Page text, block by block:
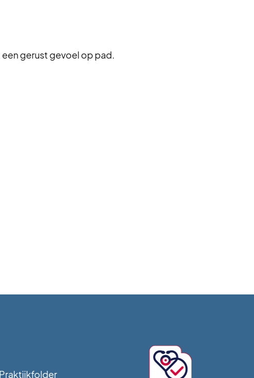
gerust gevoel op pad.
Praktijkfolder